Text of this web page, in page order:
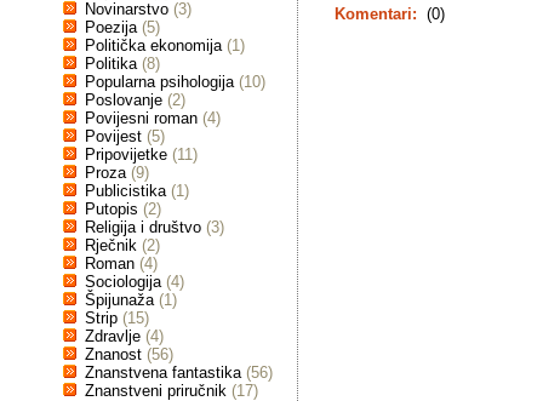
Novinarstvo (3)
Poezija (5)
Politička ekonomija (1)
Politika (8)
Popularna psihologija (10)
Poslovanje (2)
Povijesni roman (4)
Povijest (5)
Pripovijetke (11)
Proza (9)
Publicistika (1)
Putopis (2)
Religija i društvo (3)
Rječnik (2)
Roman (4)
Sociologija (4)
Špijunaža (1)
Strip (15)
Zdravlje (4)
Znanost (56)
Znanstvena fantastika (56)
Znanstveni priručnik (17)
Komentari: (0)